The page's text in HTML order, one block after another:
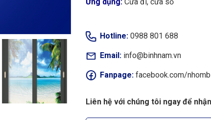
Hotline: 0988 801 688
Email: info@binhnam.vn
Fanpage: facebook.com/
Liên hệ với chúng tôi ngay để